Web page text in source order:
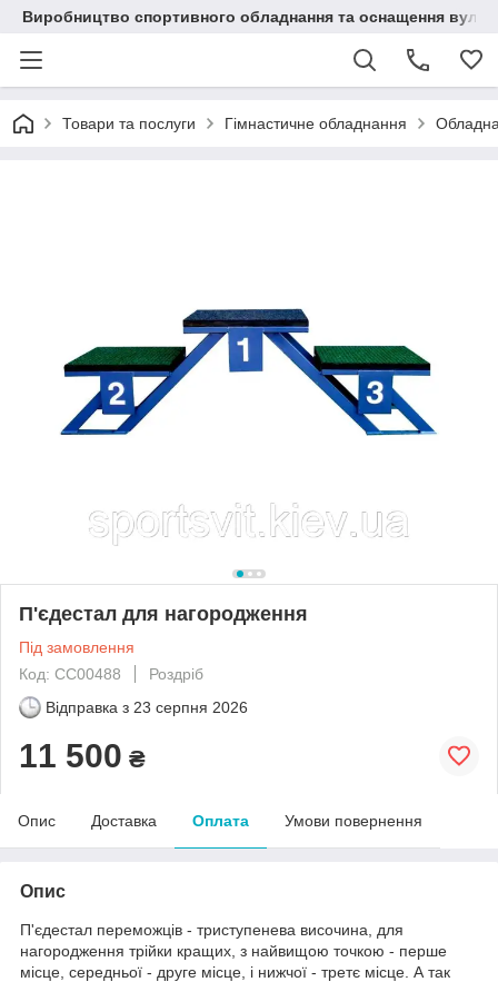
Виробництво спортивного обладнання та оснащення
Товари та послуги Гімнастичне обладнання
П'єдестал для нагородження
Під замовлення
Код: CC00488
Роздріб
Відправка з 23 серпня 2026
11 500 ₴
Опис Доставка Оплата Умови повернення
Опис
П'єдестал переможців - триступенева височина, для
нагородження трійки кращих, з найвищою точкою - перше
місце, середньої - друге місце, і нижчої - третє місце. А так